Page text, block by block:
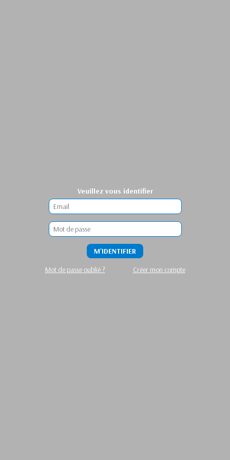
Veuillez vous identifier
M'IDENTIFIER
Mot de passe oublié ?
Créer mon compte